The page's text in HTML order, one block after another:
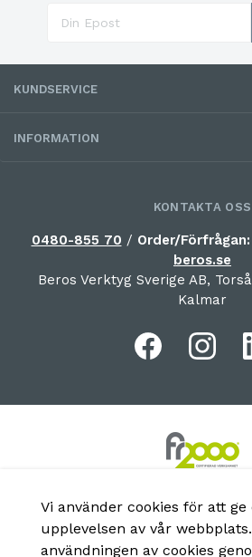
KUNDSERVICE
INFORMATION
KONTAKTA OSS
0480-855 70 / Order/Förfrågan:
beros.se
Beros Verktyg Sverige AB,
Kalmar
Vi använder cookies för att
upplevelsen av vår
användningen av cookies